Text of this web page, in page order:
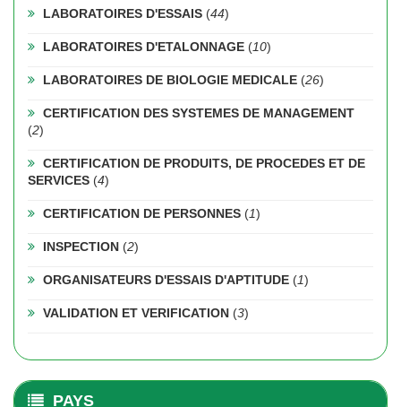
LABORATOIRES D'ESSAIS (44)
LABORATOIRES D'ETALONNAGE (10)
LABORATOIRES DE BIOLOGIE MEDICALE (26)
CERTIFICATION DES SYSTEMES DE MANAGEMENT
(2)
CERTIFICATION DE PRODUITS, DE PROCEDES ET DE
SERVICES (4)
CERTIFICATION DE PERSONNES (1)
INSPECTION (2)
ORGANISATEURS D'ESSAIS D'APTITUDE (1)
VALIDATION ET VERIFICATION (3)
PAYS